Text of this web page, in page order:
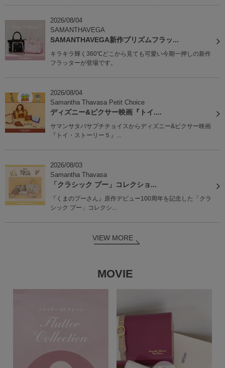
2026/08/04
SAMANTHAVEGA
SAMANTHAVEGA新作プリズムフラッ...
キラキラ輝く360℃どこから見ても可愛い今期一押しの新作
フラッターが登場です。
2026/08/04
Samantha Thavasa Petit Choice
ディズニー&ピクサー映画『トイ....
サマンサタバサプチチョイスからディズニー&ピクサー映画
『トイ・ストーリー５』...
2026/08/03
Samantha Thavasa
「クラシック プー」コレクショ...
『くまのプーさん』原作デビュー100周年を記念した「クラ
シック プー」コレクシ...
VIEW MORE
MOVIE